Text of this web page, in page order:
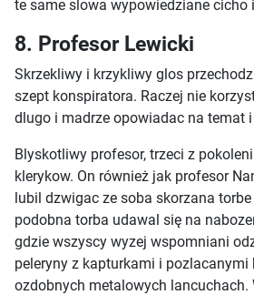
te same slowa wypowiedziane cicho
8. Profesor Lewicki
Skrzekliwy i krzykliwy glos
szept konspiratora. Raczej nie
dlugo i madrze opowiadac na temat
Blyskotliwy profesor, trzeci z
klerykow. On również jak profesor
lubil dzwigac ze soba skorzana
podobna torba udawal się na
gdzie wszyscy wyzej wspomniani
peleryny z kapturkami i pozlacanymi
ozdobnych metalowych lancuchach.